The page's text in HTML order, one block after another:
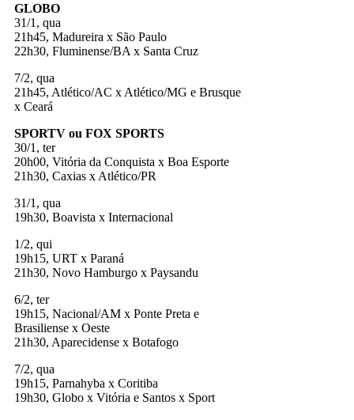
GLOBO
31/1, qua
21h45, Madureira x São Paulo
22h30, Fluminense/BA x Santa Cruz
7/2, qua
21h45, Atlético/AC x Atlético/MG e Brusque
x Ceará
SPORTV ou FOX SPORTS
30/1, ter
20h00, Vitória da Conquista x Boa Esporte
21h30, Caxias x Atlético/PR
31/1, qua
19h30, Boavista x Internacional
1/2, qui
19h15, URT x Paraná
21h30, Novo Hamburgo x Paysandu
6/2, ter
19h15, Nacional/AM x Ponte Preta e
Brasiliense x Oeste
21h30, Aparecidense x Botafogo
7/2, qua
19h15, Parnahyba x Coritiba
19h30, Globo x Vitória e Santos x Sport